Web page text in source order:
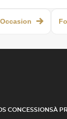
CONCESSIONSÀ